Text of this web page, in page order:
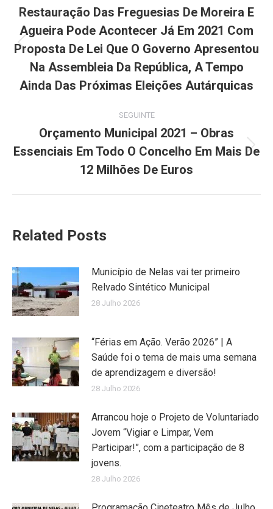
navigation
Previous
post:
Restauração Das Freguesias De Moreira E
Agueira Pode Acontecer Já Em 2021 Com
Proposta De Lei Que O Governo Apresentou
Na Assembleia Da República, A Tempo
Ainda Das Próximas Eleições Autárquicas
SEGUINTE
Next
post:
Orçamento Municipal 2021 – Obras
Essenciais Em Todo O Concelho Em Mais De
12 Milhões De Euros
Related Posts
Município de Nelas vai ter primeiro
Relvado Sintético Municipal
28 Julho 2026
“Férias em Ação. Verão 2026” | A
Saúde foi o tema de mais uma semana
de aprendizagem e diversão!
28 Julho 2026
Arrancou hoje o Projeto de Voluntariado
Jovem “Vigiar e Limpar, Vem
Participar!”, com a participação de 8
jovens.
28 Julho 2026